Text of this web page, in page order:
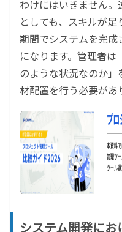
わけにはいきません
としても、スキルが
期間でシステムを完成
になります。管理者
のような状況なのか
材配置を行う必要があ
システム開発に